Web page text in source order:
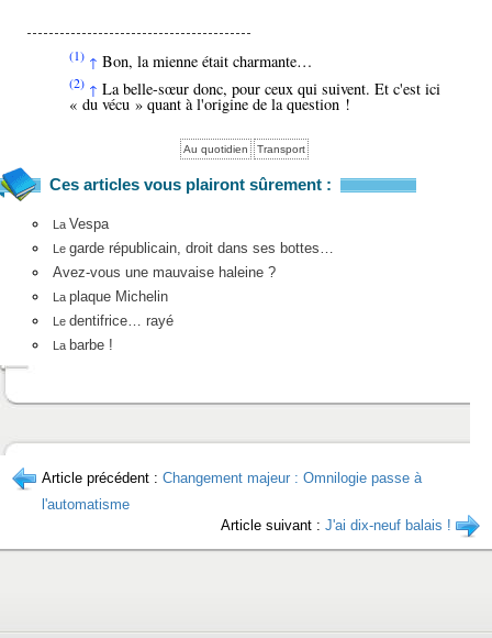
(1) ↑ Bon, la mienne était charmante…
(2) ↑ La belle-sœur donc, pour ceux qui suivent. Et c'est ici
« du vécu » quant à l'origine de la question !
Au quotidien Transport
Ces articles vous plairont sûrement :
La Vespa
Le garde républicain, droit dans ses bottes…
Avez-vous une mauvaise haleine ?
La plaque Michelin
Le dentifrice… rayé
La barbe !
Article précédent : Changement majeur : Omnilogie passe à
l'automatisme
Article suivant : J'ai dix-neuf balais !